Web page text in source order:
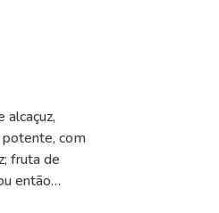
potente, com
fruta de
então…